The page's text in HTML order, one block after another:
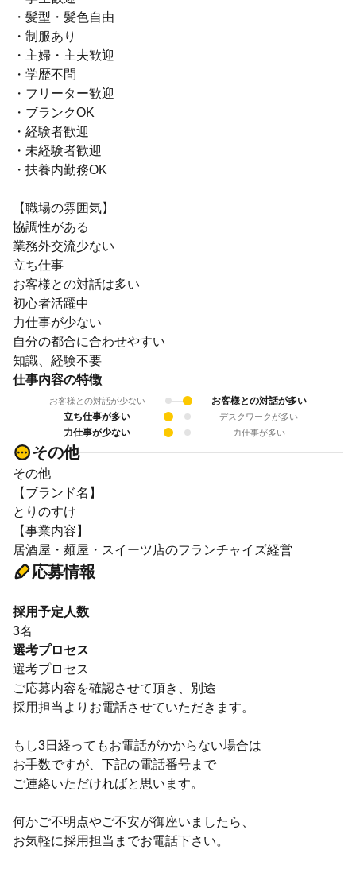
・髪型・髪色自由
・制服あり
・主婦・主夫歓迎
・学歴不問
・フリーター歓迎
・ブランクOK
・経験者歓迎
・未経験者歓迎
・扶養内勤務OK
【職場の雰囲気】
協調性がある
業務外交流少ない
立ち仕事
お客様との対話は多い
初心者活躍中
力仕事が少ない
自分の都合に合わせやすい
知識、経験不要
仕事内容の特徴
お客様との対話が少ない
お客様との対話が多い
立ち仕事が多い
デスクワークが多い
力仕事が少ない 力仕事が多い
その他
その他
【ブランド名】
とりのすけ
【事業内容】
居酒屋・麺屋・スイーツ店のフランチャイズ経営
応募情報
採用予定人数
3名
選考プロセス
選考プロセス
ご応募内容を確認させて頂き、別途
採用担当よりお電話させていただきます。
もし3日経ってもお電話がかからない場合は
お手数ですが、下記の電話番号まで
ご連絡いただければと思います。
何かご不明点やご不安が御座いましたら、
お気軽に採用担当までお電話下さい。